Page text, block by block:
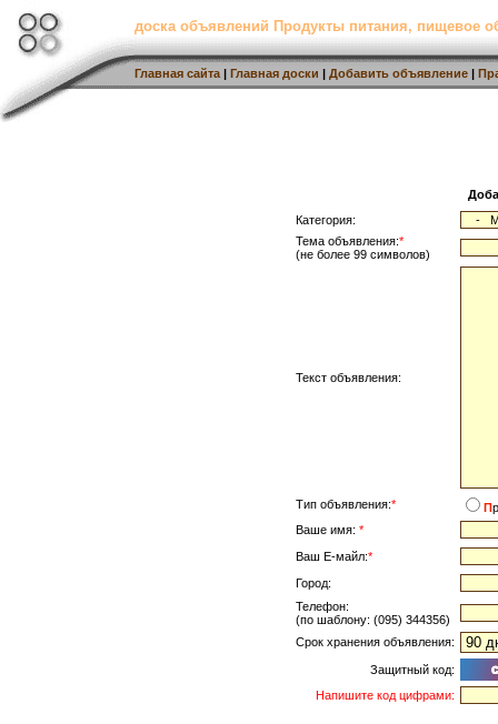
доска объявлений Продукты питания, пищевое
Главная сайта | Главная доски | Добавить объявление |
Категория:
Тема объявления:*
(не более 99 символов)
Текст объявления:
Тип объявления:* П
Ваше имя: *
Ваш Е-майл:*
Город:
Телефон:
(по шаблону: (095) 344356)
Срок хранения объявления:
Защитный код:
Напишите код цифрами: